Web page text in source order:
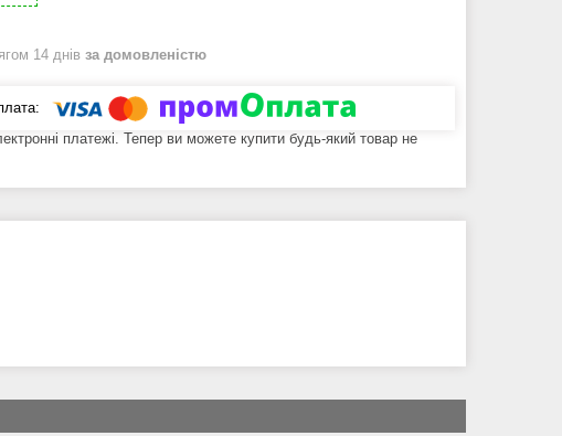
14 днів за домовленістю
платежі. Тепер ви можете купити будь-який товар не